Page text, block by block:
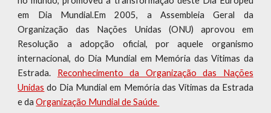
em Dia Mundial.Em 2005, a Assembleia Geral da
Organização das Nações Unidas (ONU) aprovou em
Resolução a adopção oficial, por aquele organismo
internacional, do Dia Mundial em Memória das Vítimas da
Estrada. Reconhecimento da Organização das Nações
Unidas do Dia Mundial em Memória das Vítimas da Estrada
e daOrganização Mundial de Saúde